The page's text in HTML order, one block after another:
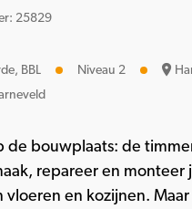
25829
BBL Niveau 2
de bouwplaats: de
repareer en monteer
vloeren en kozijnen.